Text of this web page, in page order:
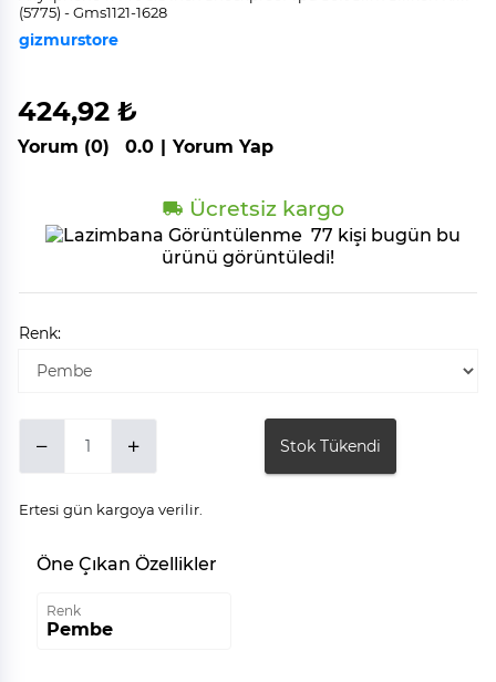
(5775) - Gms1121-1628
gizmurstore
424,92 ₺
Yorum (0) 0.0 | Yorum Yap
Ücretsiz kargo
77 kişi bugün bu
ürünü görüntüledi!
Renk:
Stok Tükendi
Ertesi gün kargoya verilir.
Öne Çıkan Özellikler
Renk
Pembe